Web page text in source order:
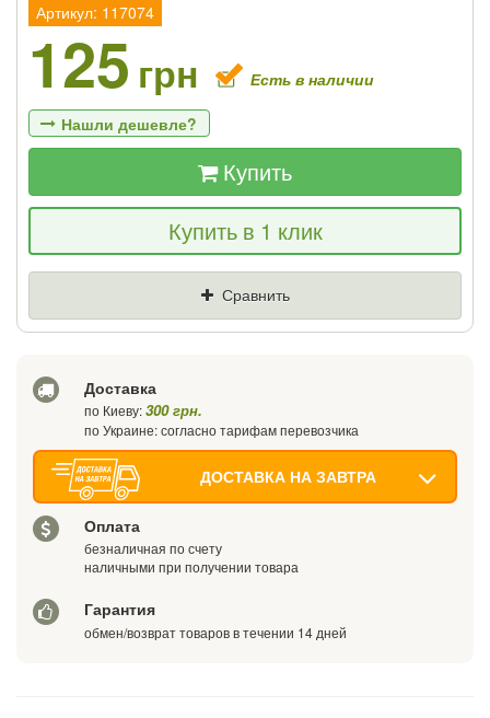
Артикул: 117074
125 грн Есть в наличии
Нашли дешевле?
Если Вы найдете товар дешевле - мы
снизим цену и подарим % от разницы
Купить
Купить в 1 клик
Сравнить
Доставка
по Киеву:300 грн.
по Украине: согласно тарифам перевозчика
ДОСТАВКА НА ЗАВТРА
Оплата
безналичная по счету
наличными при получении товара
Гарантия
обмен/возврат товаров в течении 14 дней